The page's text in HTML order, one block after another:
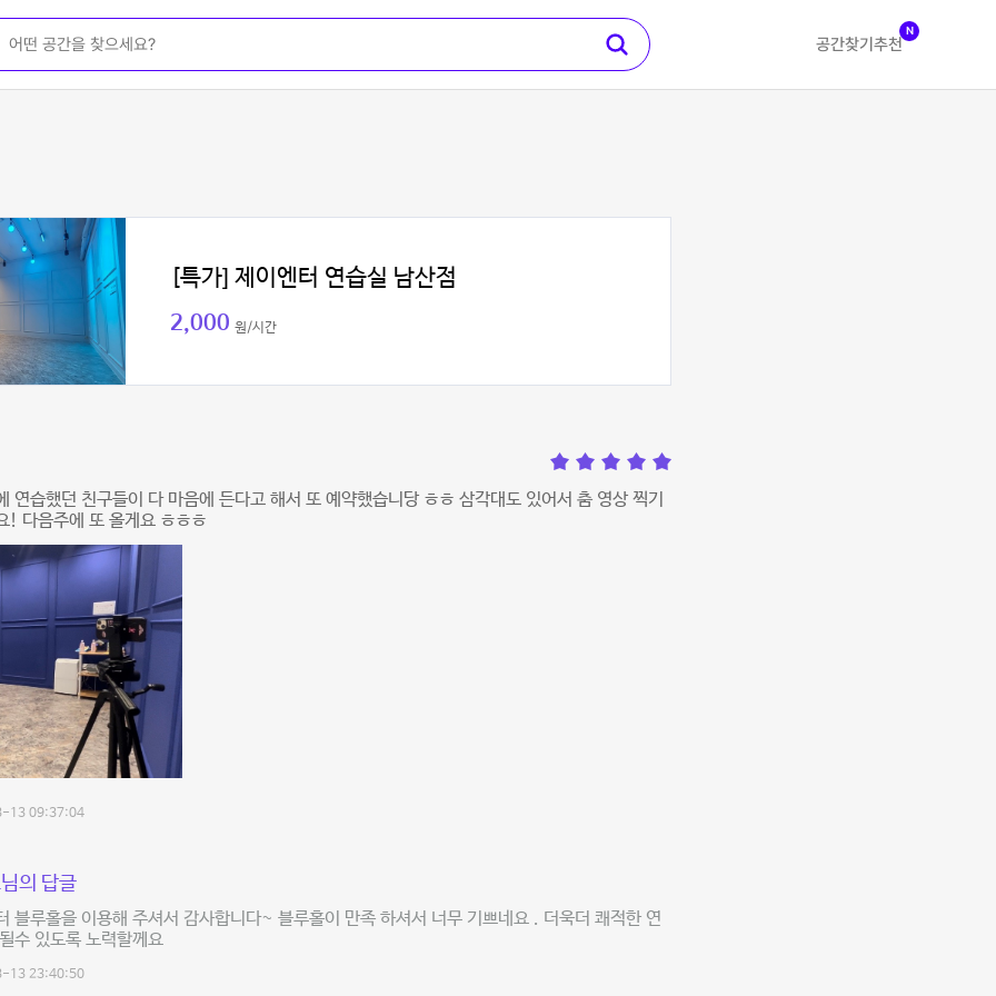
공간찾기 추천
N
[특가] 제이엔터 연습실 남산점
2,000 원/시간
연습했던 친구들이 다 마음에 든다고 해서 또 예약했습니당 ㅎㅎ 삼각대도 있어서 춤 영상 찍기
! 다음주에 또 올게요 ㅎㅎㅎ
13 09:37:04
의 답글
블루홀을 이용해 주셔서 감사합니다~ 블루홀이 만족 하셔서 너무 기쁘네요 . 더욱더 쾌적한 연
수 있도록 노력할께요
13 23:40:50